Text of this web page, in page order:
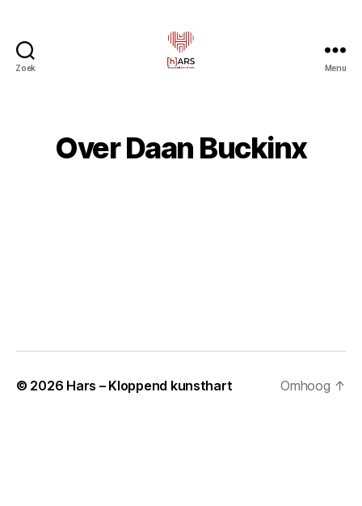
Zoek
kunsthart
Menu
Over Daan Buckinx
© 2026 Hars – Kloppend kunsthart Omhoog ↑